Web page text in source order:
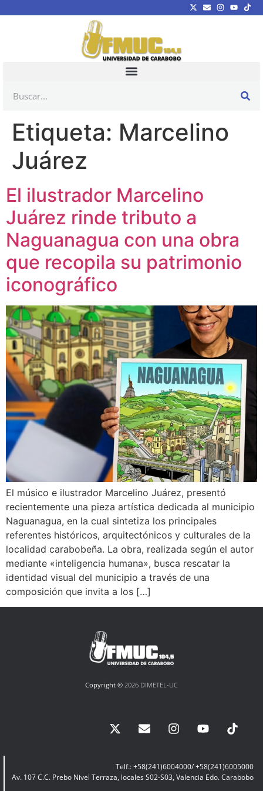
Etiqueta: Marcelino
Juárez
El ilustrador Marcelino
Juárez rinde tributo a
Naguanagua con una obra
que recopila su patrimonio
iconográfico
El músico e ilustrador Marcelino Juárez, presentó
recientemente una pieza artística dedicada al municipio
Naguanagua, en la cual sintetiza los principales
referentes históricos, arquitectónicos y culturales de la
localidad carabobeña. La obra, realizada según el autor
mediante «inteligencia humana», busca rescatar la
identidad visual del municipio a través de una
composición que invita a los […]
Copyright © 2026 DIMETEL-UC
Telf.: +58(241)6004000/ +58(241)6005000
Av. 107 C.C. Prebo Nivel Terraza, locales S02-S03, Valencia Edo. Carabobo